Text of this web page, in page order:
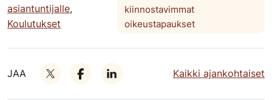
asiantuntijalle,
Koulutukset
kiinnostavimmat
oikeustapaukset
JAA Kaikki ajankohtaiset